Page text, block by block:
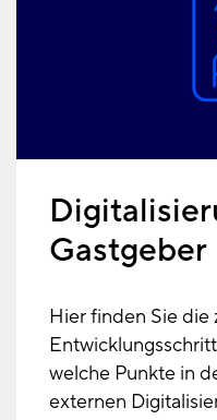
Gastgeber
Hier finden Sie die
welche Punkte in
externen